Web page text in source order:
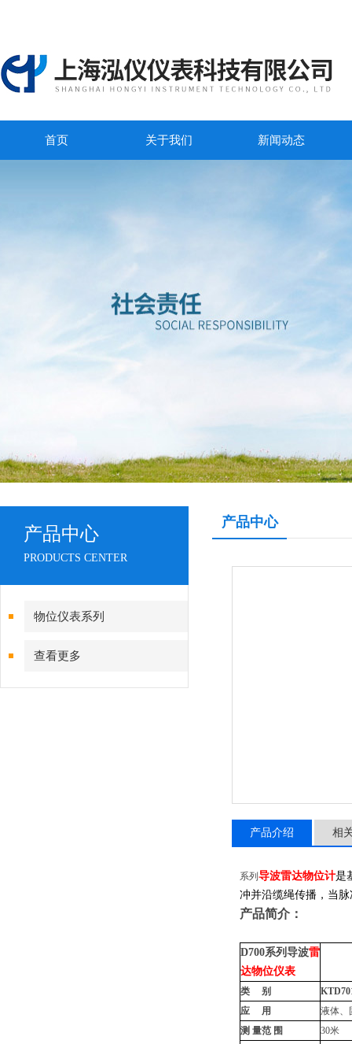
首页 关于我们 新闻动态
产品中心
PRODUCTS CENTER
物位仪表系列
查看更多
产品中心
产品介绍 相
系列 导波雷达物位计是
冲并沿缆绳传播，当
产品简介：
D700系列导波雷
达物位仪表
类 别
应 用
液体、
测 量范 围
30米